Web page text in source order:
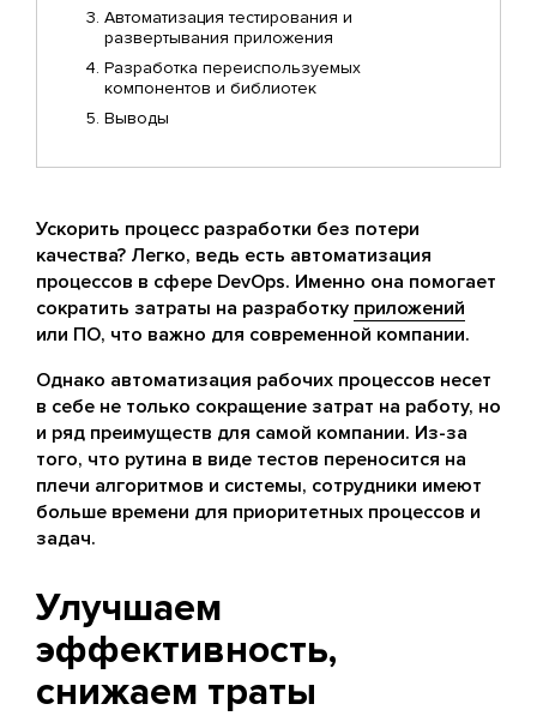
Автоматизация тестирования и
развертывания приложения
Разработка переиспользуемых
компонентов и библиотек
Выводы
Ускорить процесс разработки без потери
качества? Легко, ведь есть автоматизация
процессов в сфере DevOps. Именно она помогает
сократить затраты на разработку приложений
или ПО, что важно для современной компании.
Однако автоматизация рабочих процессов несет
в себе не только сокращение затрат на работу, но
и ряд преимуществ для самой компании. Из-за
того, что рутина в виде тестов переносится на
плечи алгоритмов и системы, сотрудники имеют
больше времени для приоритетных процессов и
задач.
Улучшаем
эффективность,
снижаем траты